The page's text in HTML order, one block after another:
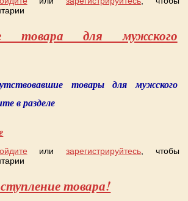
товара для мужского
товары для мужского
в разделе
товара для мужского здоровья
или зарегистрируйтесь, чтобы
товара!